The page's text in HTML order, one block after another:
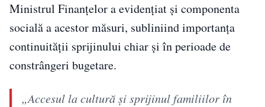
Ministrul Finanțelor a evidențiat și componenta
socială a acestor măsuri, subliniind importanța
continuității sprijinului chiar și în perioade de
constrângeri bugetare.
„Accesul la cultură şi sprijinul familiilor în